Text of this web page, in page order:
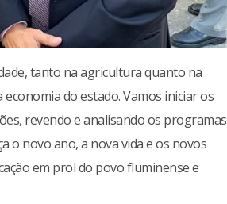
tanto na agricultura quanto na
do estado. Vamos iniciar os
revendo e analisando os programas
o novo ano, a nova vida e os novos
em prol do povo fluminense e